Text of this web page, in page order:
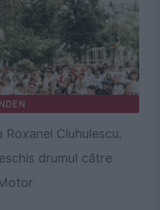
Ciuhulescu.
drumul către